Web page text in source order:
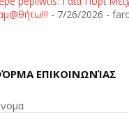
- 7/26/2026 -
ΕΠΙΚΟΙΝΩΝΊΑΣ